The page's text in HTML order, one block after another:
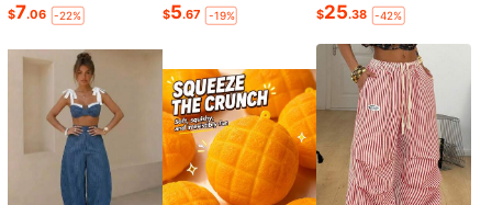
$7.06 -22% $5.67 -19% $25.38 -42%